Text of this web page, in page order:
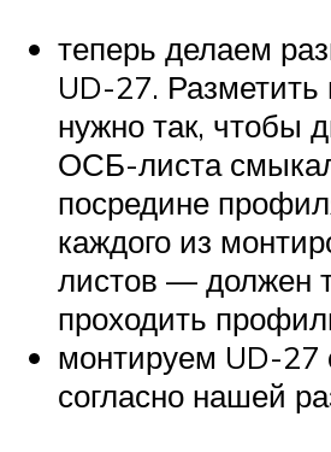
теперь делаем
UD-27. Разметить
нужно так, чтобы
ОСБ-листа
посредине
каждого из
листов — должен
проходить
монтируем UD-27
согласно нашей